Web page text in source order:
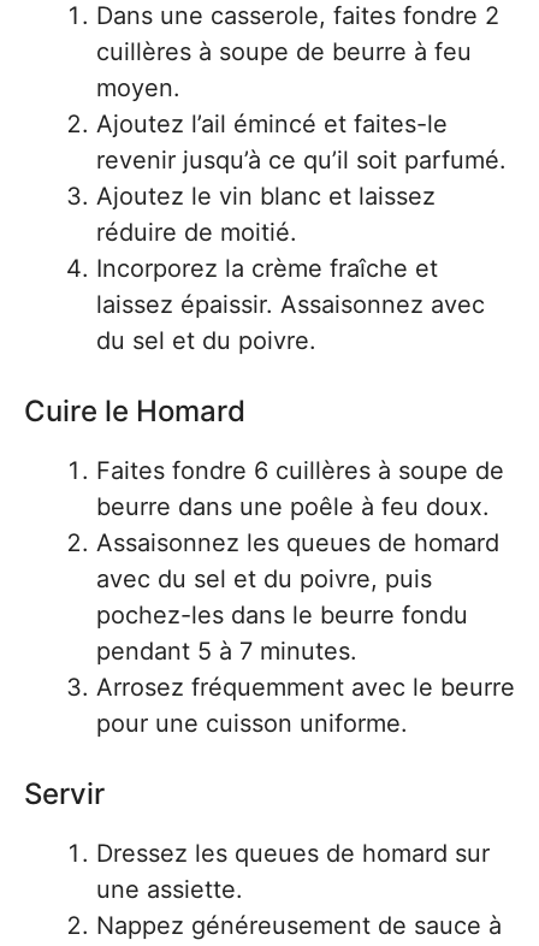
Dans une casserole, faites fondre 2
cuillères à soupe de beurre à feu
moyen.
Ajoutez l’ail émincé et faites-le
revenir jusqu’à ce qu’il soit parfumé.
Ajoutez le vin blanc et laissez
réduire de moitié.
Incorporez la crème fraîche et
laissez épaissir. Assaisonnez avec
du sel et du poivre.
Cuire le Homard
Faites fondre 6 cuillères à soupe de
beurre dans une poêle à feu doux.
Assaisonnez les queues de homard
avec du sel et du poivre, puis
pochez-les dans le beurre fondu
pendant 5 à 7 minutes.
Arrosez fréquemment avec le beurre
pour une cuisson uniforme.
Servir
Dressez les queues de homard sur
une assiette.
Nappez généreusement de sauce à